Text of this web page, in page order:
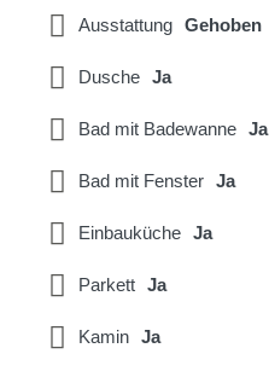
Ausstattung Gehoben
Dusche Ja
Bad mit Badewanne Ja
Bad mit Fenster Ja
Einbauküche Ja
Parkett Ja
Kamin Ja